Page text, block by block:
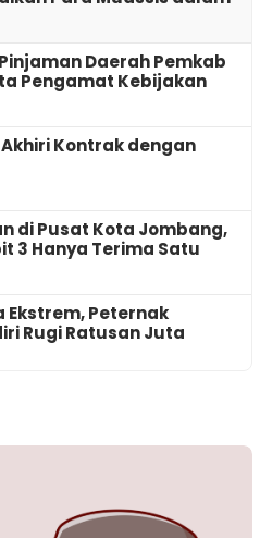
Daerah Pemkab
Pengamat Kebijakan
Kontrak dengan
di Pusat Kota Jombang,
3 Hanya Terima Satu
Ekstrem, Peternak
Rugi Ratusan Juta